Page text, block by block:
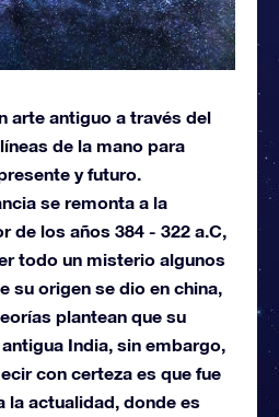
arte antiguo a través del
de la mano para
y futuro.
se remonta a la
de los años 384 - 322 a.C,
todo un misterio algunos
su origen se dio en china,
plantean que su
India, sin embargo,
con certeza es que fue
la actualidad, donde es